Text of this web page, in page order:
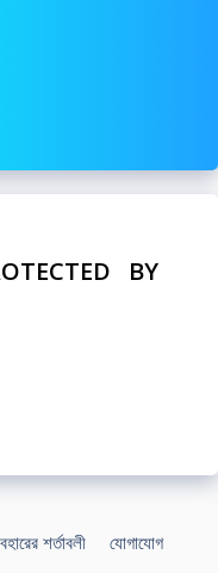
BY
শর্তাবলী যোগাযোগ